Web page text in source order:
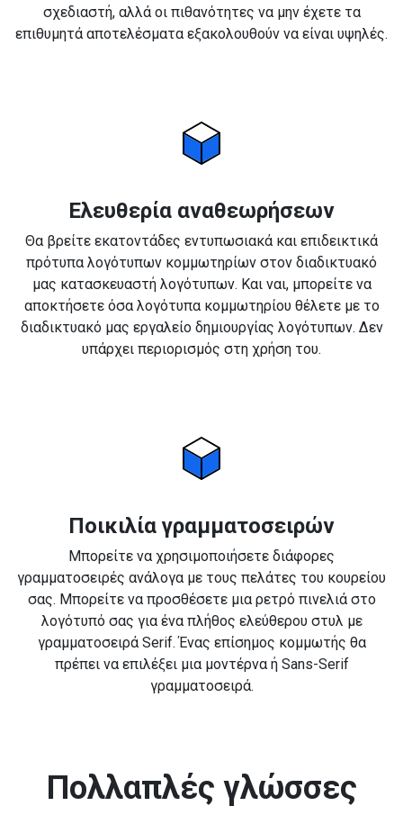
σχεδιαστή, αλλά οι πιθανότητες να μην έχετε τα
επιθυμητά αποτελέσματα εξακολουθούν να είναι υψηλές.
Ελευθερία αναθεωρήσεων
Θα βρείτε εκατοντάδες εντυπωσιακά και επιδεικτικά
πρότυπα λογότυπων κομμωτηρίων στον διαδικτυακό
μας κατασκευαστή λογότυπων. Και ναι, μπορείτε να
αποκτήσετε όσα λογότυπα κομμωτηρίου θέλετε με το
διαδικτυακό μας εργαλείο δημιουργίας λογότυπων. Δεν
υπάρχει περιορισμός στη χρήση του.
Ποικιλία γραμματοσειρών
Μπορείτε να χρησιμοποιήσετε διάφορες
γραμματοσειρές ανάλογα με τους πελάτες του κουρείου
σας. Μπορείτε να προσθέσετε μια ρετρό πινελιά στο
λογότυπό σας για ένα πλήθος ελεύθερου στυλ με
γραμματοσειρά Serif. Ένας επίσημος κομμωτής θα
πρέπει να επιλέξει μια μοντέρνα ή Sans-Serif
γραμματοσειρά.
Πολλαπλές γλώσσες